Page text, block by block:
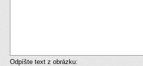
Odpíšte text z obrázku: